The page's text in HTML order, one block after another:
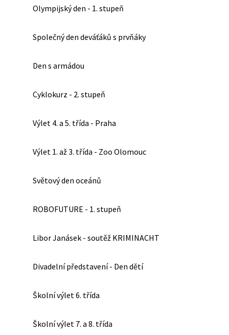
Olympijský den - 1. stupeň
Společný den deváťáků s prvňáky
Den s armádou
Cyklokurz - 2. stupeň
Výlet 4. a 5. třída - Praha
Výlet 1. až 3. třída - Zoo Olomouc
Světový den oceánů
ROBOFUTURE - 1. stupeň
Libor Janásek - soutěž KRIMINACHT
Divadelní představení - Den dětí
Školní výlet 6. třída
Školní výlet 7. a 8. třída